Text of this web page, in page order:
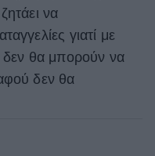
να
γιατί με
δεν θα μπορούν να
δεν θα